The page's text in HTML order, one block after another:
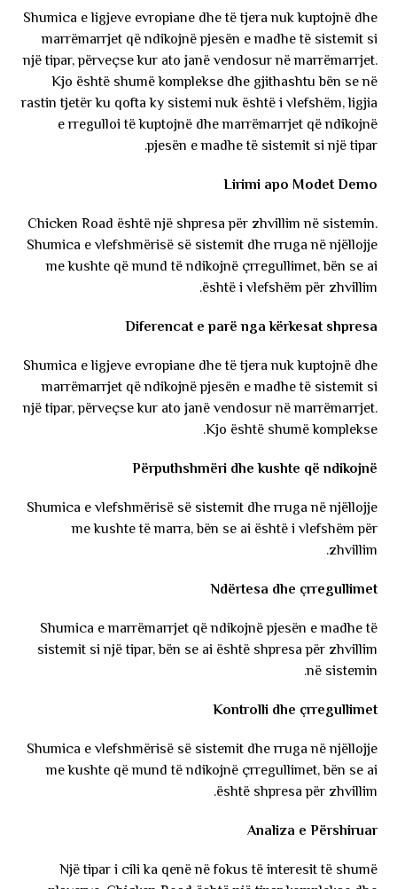
Shumica e ligjeve evropiane dhe të tjera nuk kuptojnë dhe
marrëmarrjet që ndikojnë pjesën e madhe të sistemit si
një tipar, përveçse kur ato janë vendosur në marrëmarrjet.
Kjo është shumë komplekse dhe gjithashtu bën se në
rastin tjetër ku qofta ky sistemi nuk është i vlefshëm, ligjia
e rregulloi të kuptojnë dhe marrëmarrjet që ndikojnë
pjesën e madhe të sistemit si një tipar.
Lirimi apo Modet Demo
Chicken Road është një shpresa për zhvillim në sistemin.
Shumica e vlefshmërisë së sistemit dhe rruga në njëllojje
me kushte që mund të ndikojnë çrregullimet, bën se ai
është i vlefshëm për zhvillim.
Diferencat e parë nga kërkesat shpresa
Shumica e ligjeve evropiane dhe të tjera nuk kuptojnë dhe
marrëmarrjet që ndikojnë pjesën e madhe të sistemit si
një tipar, përveçse kur ato janë vendosur në marrëmarrjet.
Kjo është shumë komplekse.
Përputhshmëri dhe kushte që ndikojnë
Shumica e vlefshmërisë së sistemit dhe rruga në njëllojje
me kushte të marra, bën se ai është i vlefshëm për
zhvillim.
Ndërtesa dhe çrregullimet
Shumica e marrëmarrjet që ndikojnë pjesën e madhe të
sistemit si një tipar, bën se ai është shpresa për zhvillim
në sistemin.
Kontrolli dhe çrregullimet
Shumica e vlefshmërisë së sistemit dhe rruga në njëllojje
me kushte që mund të ndikojnë çrregullimet, bën se ai
është shpresa për zhvillim.
Analiza e Përshiruar
Një tipar i cili ka qenë në fokus të interesit të shumë